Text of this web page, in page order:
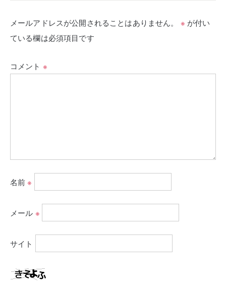
メールアドレスが公開されることはありません。 ※ が付い
ている欄は必須項目です
コメント ※
名前※
メール ※
サイト